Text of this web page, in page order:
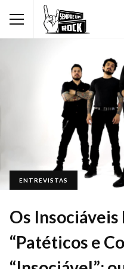
ENTREVISTAS
Os
“Patéticos e